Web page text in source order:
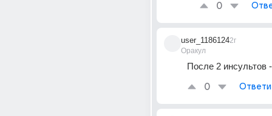
0
user_1186124
Оракул
2г
После 2 инсультов
0